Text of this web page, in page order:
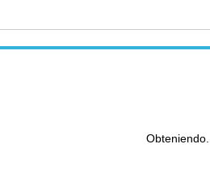
Obteniendo...